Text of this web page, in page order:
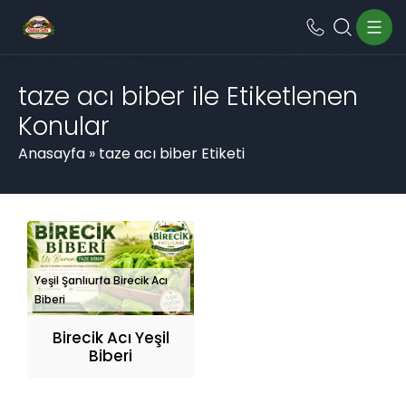
taze acı biber ile Etiketlenen
Konular
Anasayfa » taze acı biber Etiketi
Yeşil Şanlıurfa Birecik Acı
Biberi
Birecik Acı Yeşil
Biberi